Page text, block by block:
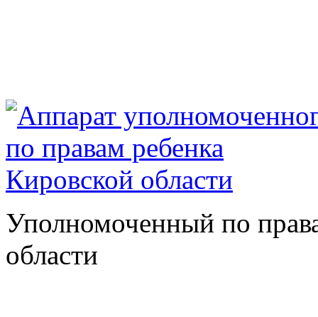
Уполномоченный по
области